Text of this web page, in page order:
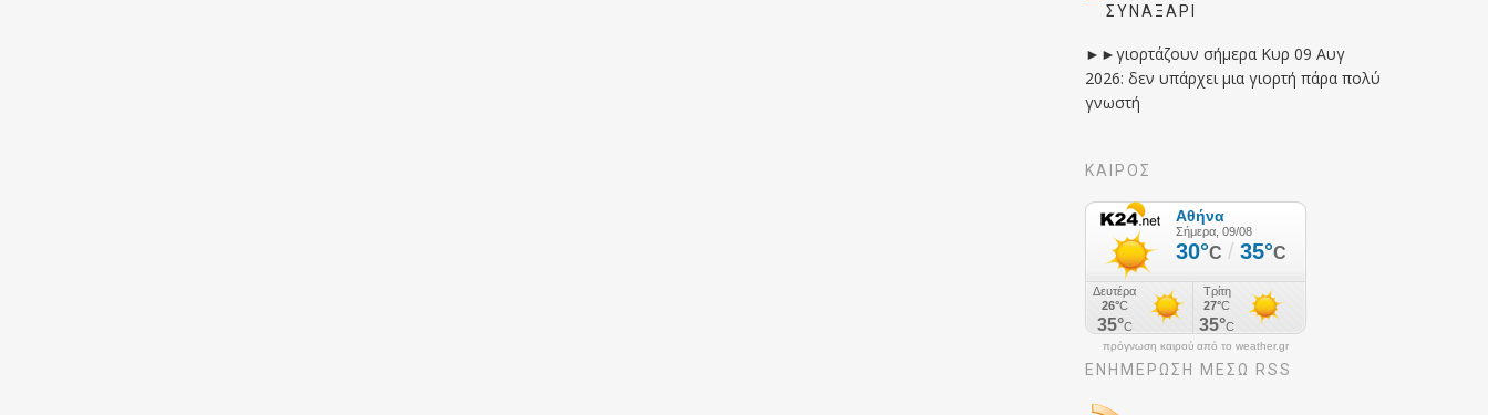
ΣΥΝΑΞΆΡΙ
►►γιορτάζουν σήμερα Κυρ 09 Αυγ
2026: δεν υπάρχει μια γιορτή πάρα πολύ
γνωστή
ΚΑΙΡΟΣ
πρόγνωση καιρού από το weather.gr
ΕΝΗΜΈΡΩΣΉ ΜΕΣΩ RSS